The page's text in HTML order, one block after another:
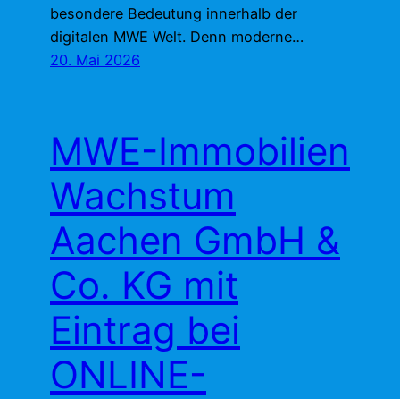
besondere Bedeutung innerhalb der
digitalen MWE Welt. Denn moderne…
20. Mai 2026
MWE-Immobilien
Wachstum
Aachen GmbH &
Co. KG mit
Eintrag bei
ONLINE-